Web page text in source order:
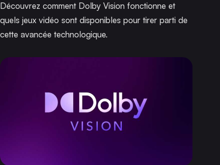
Découvrez comment Dolby Vision fonctionne et
quels jeux vidéo sont disponibles pour tirer parti de
cette avancée technologique.